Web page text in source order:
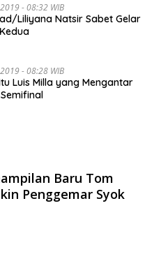
- 08:32 WIB
Liliyana Natsir Sabet Gelar
- 08:28 WIB
Luis Milla yang Mengantar
Baru Tom
Penggemar Syok